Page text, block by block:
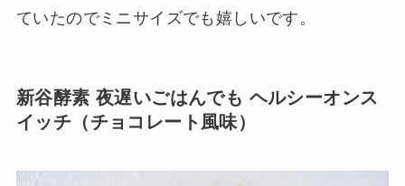
ていたのでミニサイズでも嬉しいです。
新谷酵素 夜遅いごはんでも ヘルシーオンス
イッチ（チョコレート風味）